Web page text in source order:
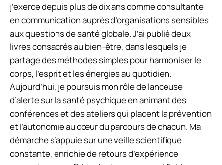
j’exerce depuis plus de dix ans comme consultante
en communication auprès d’organisations sensibles
aux questions de santé globale. J’ai publié deux
livres consacrés au bien-être, dans lesquels je
partage des méthodes simples pour harmoniser le
corps, l’esprit et les énergies au quotidien.
Aujourd’hui, je poursuis mon rôle de lanceuse
d’alerte sur la santé psychique en animant des
conférences et des ateliers qui placent la prévention
et l’autonomie au cœur du parcours de chacun. Ma
démarche s’appuie sur une veille scientifique
constante, enrichie de retours d’expérience